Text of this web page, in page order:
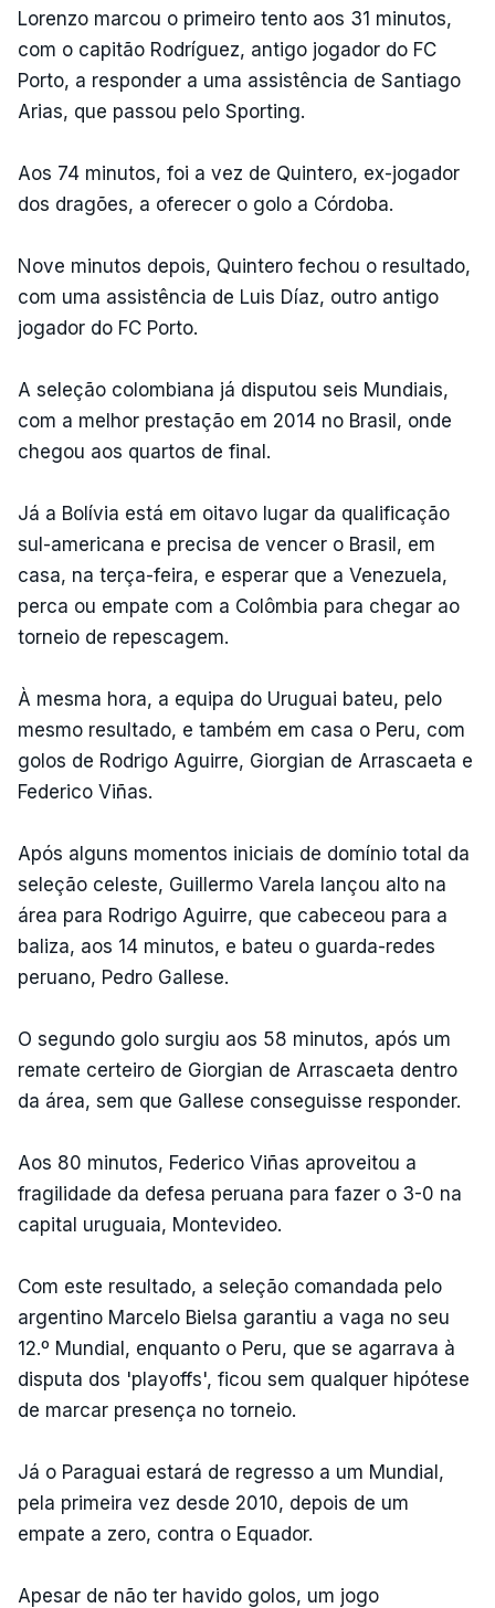
Lorenzo marcou o primeiro tento aos 31 minutos,
com o capitão Rodríguez, antigo jogador do FC
Porto, a responder a uma assistência de Santiago
Arias, que passou pelo Sporting.
Aos 74 minutos, foi a vez de Quintero, ex-jogador
dos dragões, a oferecer o golo a Córdoba.
Nove minutos depois, Quintero fechou o resultado,
com uma assistência de Luis Díaz, outro antigo
jogador do FC Porto.
A seleção colombiana já disputou seis Mundiais,
com a melhor prestação em 2014 no Brasil, onde
chegou aos quartos de final.
Já a Bolívia está em oitavo lugar da qualificação
sul-americana e precisa de vencer o Brasil, em
casa, na terça-feira, e esperar que a Venezuela,
perca ou empate com a Colômbia para chegar ao
torneio de repescagem.
À mesma hora, a equipa do Uruguai bateu, pelo
mesmo resultado, e também em casa o Peru, com
golos de Rodrigo Aguirre, Giorgian de Arrascaeta e
Federico Viñas.
Após alguns momentos iniciais de domínio total da
seleção celeste, Guillermo Varela lançou alto na
área para Rodrigo Aguirre, que cabeceou para a
baliza, aos 14 minutos, e bateu o guarda-redes
peruano, Pedro Gallese.
O segundo golo surgiu aos 58 minutos, após um
remate certeiro de Giorgian de Arrascaeta dentro
da área, sem que Gallese conseguisse responder.
Aos 80 minutos, Federico Viñas aproveitou a
fragilidade da defesa peruana para fazer o 3-0 na
capital uruguaia, Montevideo.
Com este resultado, a seleção comandada pelo
argentino Marcelo Bielsa garantiu a vaga no seu
12.º Mundial, enquanto o Peru, que se agarrava à
disputa dos 'playoffs', ficou sem qualquer hipótese
de marcar presença no torneio.
Já o Paraguai estará de regresso a um Mundial,
pela primeira vez desde 2010, depois de um
empate a zero, contra o Equador.
Apesar de não ter havido golos, um jogo